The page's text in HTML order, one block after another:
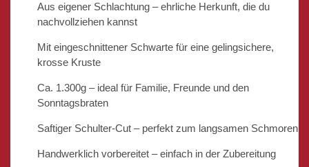
Aus eigener Schlachtung – ehrliche Herkunft, die du
nachvollziehen kannst
Mit eingeschnittener Schwarte für eine gelingsichere,
krosse Kruste
Ca. 1.300g – ideal für Familie, Freunde und den
Sonntagsbraten
Saftiger Schulter-Cut – perfekt zum langsamen Schmoren
Handwerklich vorbereitet – einfach in der Zubereitung